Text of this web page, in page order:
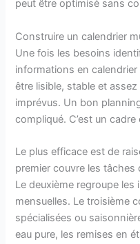
peut être optimisé sans
Construire un calendrier
Une fois les besoins
informations en
être lisible, stable et
imprévus. Un bon
compliqué. C’est un cadre
Le plus efficace est de
premier couvre les
Le deuxième regroupe
mensuelles. Le troisième
spécialisées ou
eau pure, les remises en